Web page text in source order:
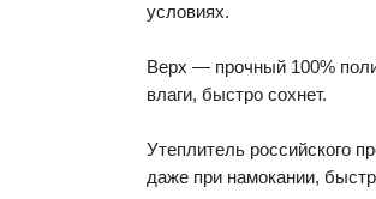
условиях.
Верх — прочный 100%
влаги, быстро сохнет.
Утеплитель российского
даже при намокании,